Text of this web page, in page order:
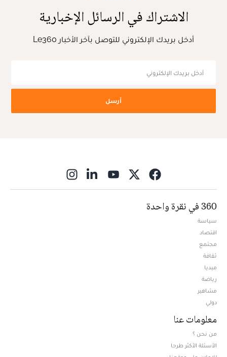
الاشتراك في الرسائل الإخبارية
أدخل بريدك الإلكتروني للتوصل بآخر الأخبار Le360
أرسل
360 في نقرة واحدة
سياسة
اقتصاد
مجتمع
ثقافة
ميديا
رياضة
مشاهير
دولي
معلومات عنا
من نحن ؟
الأسئلة الأكثر طرحا